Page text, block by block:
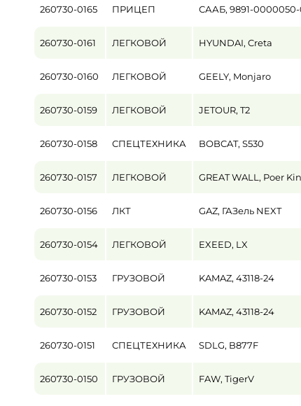
от
Цена
260730-0165 ПРИЦЕП СААБ, 9891-0000050-
260730-0161 ЛЕГКОВОЙ HYUNDAI, Creta
260730-0160 ЛЕГКОВОЙ GEELY, Monjaro
260730-0159 ЛЕГКОВОЙ JETOUR, T2
260730-0158 СПЕЦТЕХНИКА BOBCAT, S530
260730-0157 ЛЕГКОВОЙ GREAT WALL, Poer
260730-0156 ЛКТ GAZ, ГАЗель NEXT
260730-0154 ЛЕГКОВОЙ EXEED, LX
260730-0153 ГРУЗОВОЙ KAMAZ, 43118-24
260730-0152 ГРУЗОВОЙ KAMAZ, 43118-24
260730-0151 СПЕЦТЕХНИКА SDLG, B877F
260730-0150 ГРУЗОВОЙ FAW, TigerV